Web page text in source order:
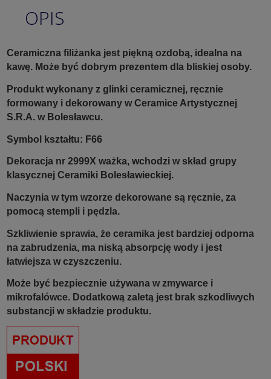
OPIS
Ceramiczna filiżanka jest piękną ozdobą, idealna na
kawę. Może być dobrym prezentem dla bliskiej osoby.
Produkt wykonany z glinki ceramicznej, ręcznie
formowany i dekorowany w Ceramice Artystycznej
S.R.A. w Bolesławcu.
Symbol kształtu: F66
Dekoracja nr 2999X ważka, wchodzi w skład grupy
klasycznej Ceramiki Bolesławieckiej.
Naczynia w tym wzorze dekorowane są ręcznie, za
pomocą stempli i pędzla.
Szkliwienie sprawia, że ceramika jest bardziej odporna
na zabrudzenia, ma niską absorpcję wody i jest
łatwiejsza w czyszczeniu.
Może być bezpiecznie używana w zmywarce i
mikrofalówce. Dodatkową zaletą jest brak szkodliwych
substancji w składzie produktu.